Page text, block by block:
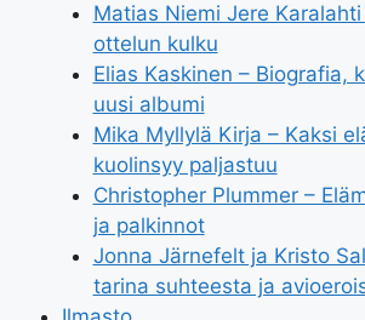
Matias Niemi Jere
ottelun kulku
Elias Kaskinen – Biografia,
uusi albumi
Mika Myllylä Kirja – Kaksi
kuolinsyy paljastuu
Christopher Plummer –
ja palkinnot
Jonna Järnefelt ja Kristo
tarina suhteesta ja